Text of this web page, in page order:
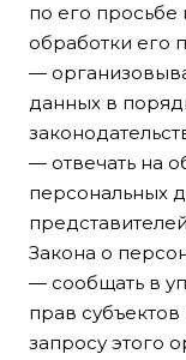
по его
обработки его
—
данных в
— отвечать на
персональных
Закона о
— сообщать в
прав
запросу этого